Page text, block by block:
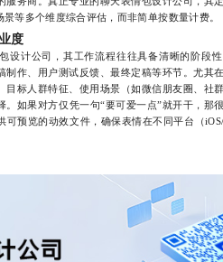
等多个维度综合评估，而非简单按数量计费。
度
计公司，其工作流程往往具备清晰的阶段性
制作、用户测试反馈、最终定稿等环节。尤其
目标人群特征、使用场景（如微信朋友圈、社
如果对方仅凭一句“要可爱一点”就开干，那
可预览的动效文件，确保表情在不同平台（